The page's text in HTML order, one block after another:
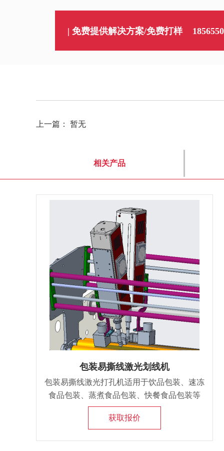
| 免费提供解决方案/免费打样
上一篇： 暂无
相关产品
包装易撕线激光划线机
包装易撕线激光打孔机适用于饮品包装、速冻
食品包装、蒸煮食品包装、快餐食品包装等
等，都是我们经常看到的塑料薄膜包装材料，
给我们的生活带来了很大的方便。最细线径可
获取报价